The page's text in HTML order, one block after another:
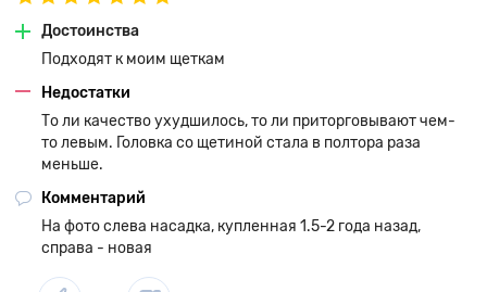
Достоинства
Подходят к моим щеткам
Недостатки
То ли качество ухудшилось, то ли приторговывают чем-
то левым. Головка со щетиной стала в полтора раза
меньше.
Комментарий
На фото слева насадка, купленная 1.5-2 года назад,
справа - новая